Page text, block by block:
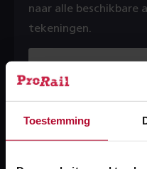
Toestemming
naar alle beschikbare
tekeningen.